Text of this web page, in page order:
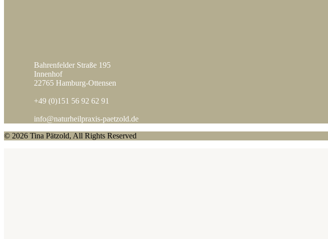
Bahrenfelder Straße 195
Innenhof
22765 Hamburg-Ottensen
+49 (0)151 56 92 62 91
info@naturheilpraxis-paetzold.de
© 2026 Tina Pätzold, All Rights Reserved